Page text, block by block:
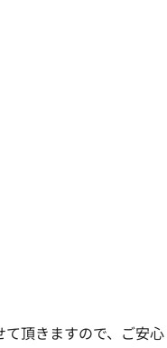
頂きますので、ご安